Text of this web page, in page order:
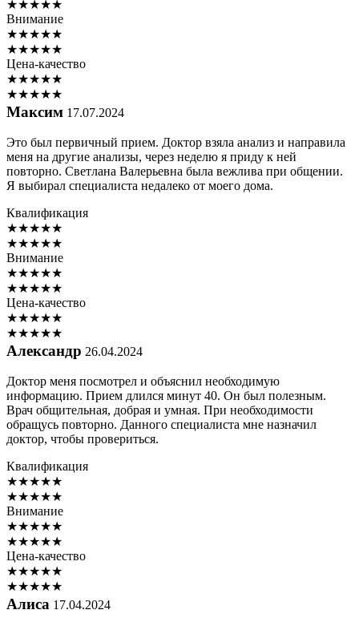
★★★★★
Внимание
★★★★★
★★★★★
Цена-качество
★★★★★
★★★★★
Максим 17.07.2024
Это был первичный прием. Доктор взяла анализ и направила
меня на другие анализы, через неделю я приду к ней
повторно. Светлана Валерьевна была вежлива при общении.
Я выбирал специалиста недалеко от моего дома.
Квалификация
★★★★★
★★★★★
Внимание
★★★★★
★★★★★
Цена-качество
★★★★★
★★★★★
Александр 26.04.2024
Доктор меня посмотрел и объяснил необходимую
информацию. Прием длился минут 40. Он был полезным.
Врач общительная, добрая и умная. При необходимости
обращусь повторно. Данного специалиста мне назначил
доктор, чтобы провериться.
Квалификация
★★★★★
★★★★★
Внимание
★★★★★
★★★★★
Цена-качество
★★★★★
★★★★★
Алиса 17.04.2024